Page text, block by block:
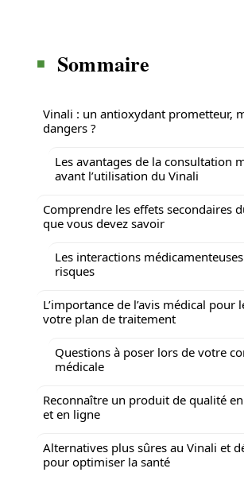
Sommaire
Vinali : un antioxydant prometteur,
dangers ?
Les avantages de la consultation
avant l’utilisation du Vinali
Comprendre les effets secondaires
que vous devez savoir
Les interactions
risques
L’importance de l’avis médical pour
votre plan de traitement
Questions à poser lors de votre
médicale
Reconnaître un produit de qualité
et en ligne
Alternatives plus sûres au Vinali et
pour optimiser la santé